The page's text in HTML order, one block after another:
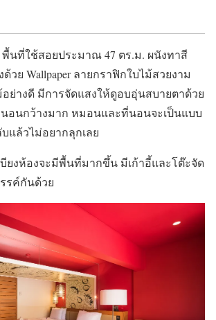
พื้นที่ใช้สอยประมาณ 47 ตร.ม. ผนังทาสี
วย Wallpaper ลายกราฟิกใบไม้สวยงาม
อย่างดี มีการจัดแสงให้ดูอบอุ่นสบายตาด้วย
อนกว้างมาก หมอนและที่นอนจะเป็นแบบ
แล้วไม่อยากลุกเลย
ยงห้องจะมีพื้นที่มากขึ้น มีเก้าอี้และโต๊ะจัด
รค์กันด้วย